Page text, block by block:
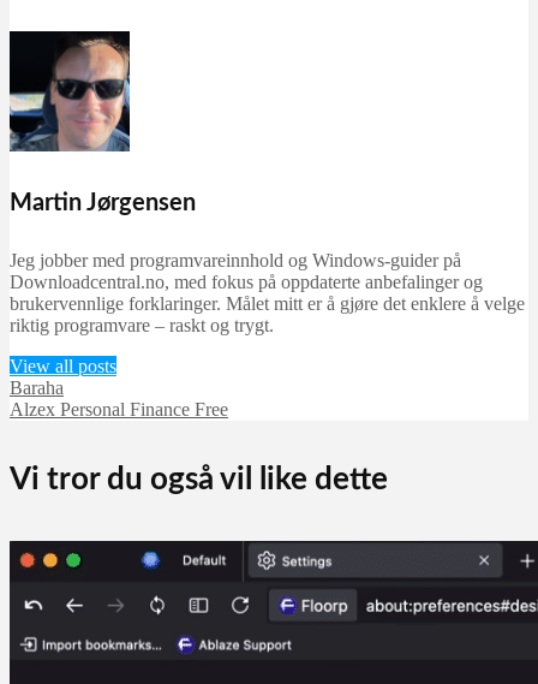
Martin Jørgensen
Jeg jobber med programvareinnhold og Windows-guider på
Downloadcentral.no, med fokus på oppdaterte anbefalinger og
brukervennlige forklaringer. Målet mitt er å gjøre det enklere å velge
riktig programvare – raskt og trygt.
View all posts
Baraha
Alzex Personal Finance Free
Vi tror du også vil like dette